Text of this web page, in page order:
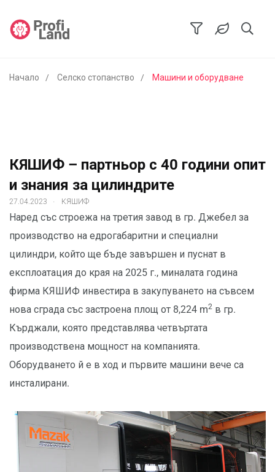
Начало Селско стопанство Машини и оборудване
КЯШИФ – партньор с 40 години опит
и знания за цилиндрите
27.04.2023 . КЯШИФ
Наред със строежа на третия завод в гр. Джебел за
производство на едрогабаритни и специални
цилиндри, който ще бъде завършен и пуснат в
експлоатация до края на 2025 г., миналата година
фирма КЯШИФ инвестира в закупуването на съвсем
нова сграда със застроена площ от 8,224 m2 в гр.
Кърджали, която представлява четвъртата
производствена мощност на компанията.
Оборудването й е в ход и първите машини вече са
инсталирани.